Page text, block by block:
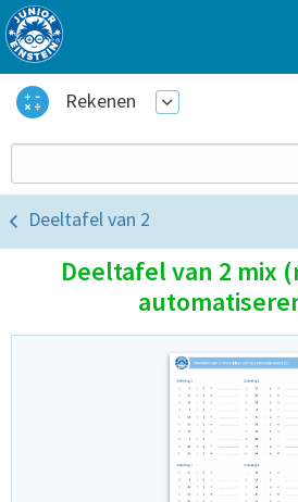
Rekenen
Deeltafel van 2
Deeltafel van 2 mix